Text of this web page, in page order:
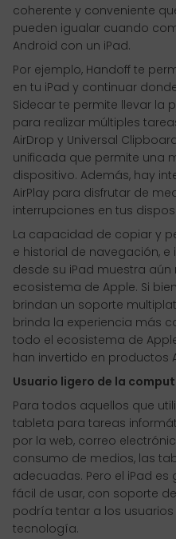
coherente y conveniente
pueden igualar cuando
Android con un iPad.
Por ejemplo, Handoff te
en tu iPad y continuar
Sidecar te permite llevar la
para realizar múltiples
AirDrop y Universal
unificada que permite una
dispositivo. Además, hay
AirPlay para disfrutar de
interrupciones en tus
La capacidad de copiar y
e historial de navegación,
desde su iPad muestra
ecosistema de Apple. Si
brindan un soporte
brinda la experiencia más
todo el ecosistema de
han invertido en productos
Usuario ligero de la
Para todos aquellos que
tableta para tareas
por la web, correo
consumo de medios, las
adecuadas. Pero el iPad
fácil de usar, con soporte
podría tentar a los
tecnología.